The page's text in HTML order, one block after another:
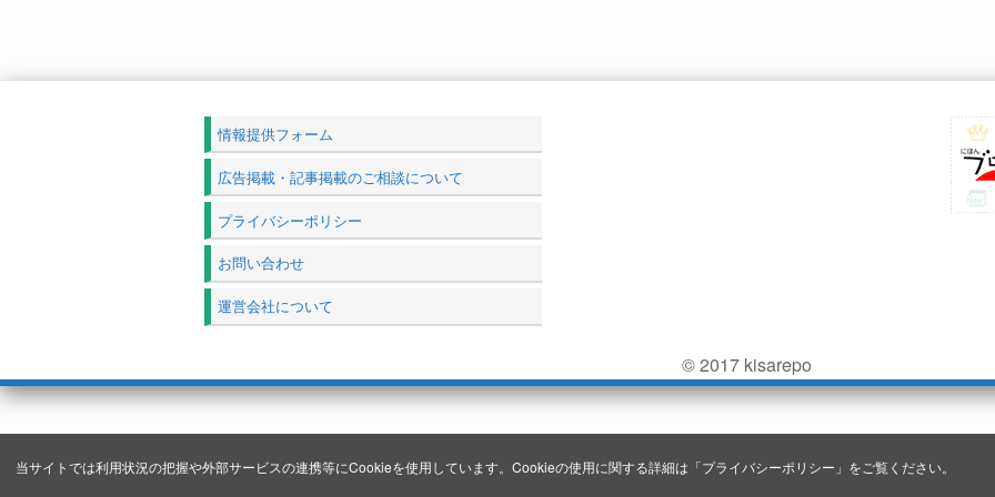
当サイトでは利用状況の把握や外部サービスの連携等にCookieを使用しています。Cookieの使用に関する詳細は「プライバシーポリシー 」をご覧ください。
情報提供フォーム
広告掲載・記事掲載のご相談について
プライバシーポリシー
お問い合わせ
運営会社について
© 2017 kisarepo